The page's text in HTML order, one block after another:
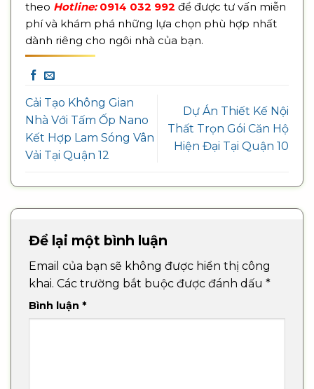
theo Hotline:0914 032 992 để được tư vấn miễn
phí và khám phá những lựa chọn phù hợp nhất
dành riêng cho ngôi nhà của bạn.
Cải Tạo Không Gian
Nhà Với Tấm Ốp Nano
Kết Hợp Lam Sóng Vân
Vải Tại Quận 12
Dự Án Thiết Kế Nội
Thất Trọn Gói Căn Hộ
Hiện Đại Tại Quận 10
Để lại một bình luận
Email của bạn sẽ không được hiển thị công
khai. Các trường bắt buộc được đánh dấu *
Bình luận *